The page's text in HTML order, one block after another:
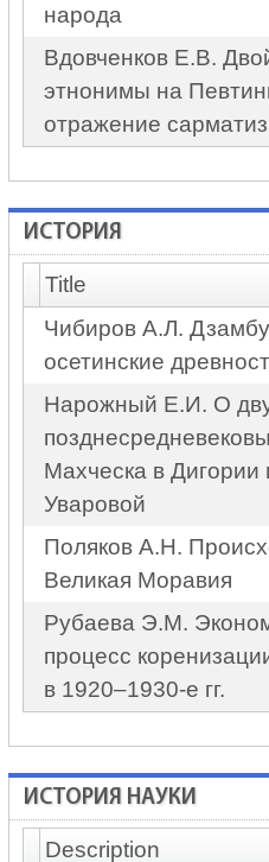
народа
Вдовченков Е.В.
этнонимы на
отражение
ИСТОРИЯ
Title
Чибиров А.Л.
осетинские
Нарожный Е.И. О
Махческа в
Уваровой
Поляков А.Н.
Великая Моравия
Рубаева Э.М.
процесс
в 1920–1930-е гг.
ИСТОРИЯ НАУКИ
Description